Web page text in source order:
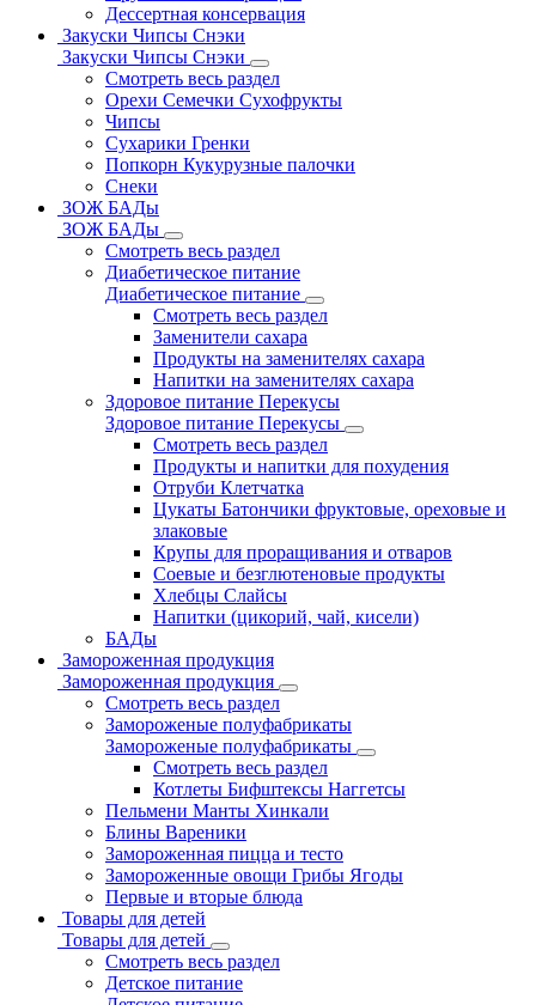
Дессертная консервация
Закуски Чипсы Снэки
Закуски Чипсы Снэки
Смотреть весь раздел
Орехи Семечки Сухофрукты
Чипсы
Сухарики Гренки
Попкорн Кукурузные палочки
Снеки
ЗОЖ БАДы
ЗОЖ БАДы
Смотреть весь раздел
Диабетическое питание
Диабетическое питание
Смотреть весь раздел
Заменители сахара
Продукты на заменителях сахара
Напитки на заменителях сахара
Здоровое питание Перекусы
Здоровое питание Перекусы
Смотреть весь раздел
Продукты и напитки для похудения
Отруби Клетчатка
Цукаты Батончики фруктовые, ореховые и
злаковые
Крупы для проращивания и отваров
Соевые и безглютеновые продукты
Хлебцы Слайсы
Напитки (цикорий, чай, кисели)
БАДы
Замороженная продукция
Замороженная продукция
Смотреть весь раздел
Замороженые полуфабрикаты
Замороженые полуфабрикаты
Смотреть весь раздел
Котлеты Бифштексы Наггетсы
Пельмени Манты Хинкали
Блины Вареники
Замороженная пицца и тесто
Замороженные овощи Грибы Ягоды
Первые и вторые блюда
Товары для детей
Товары для детей
Смотреть весь раздел
Детское питание